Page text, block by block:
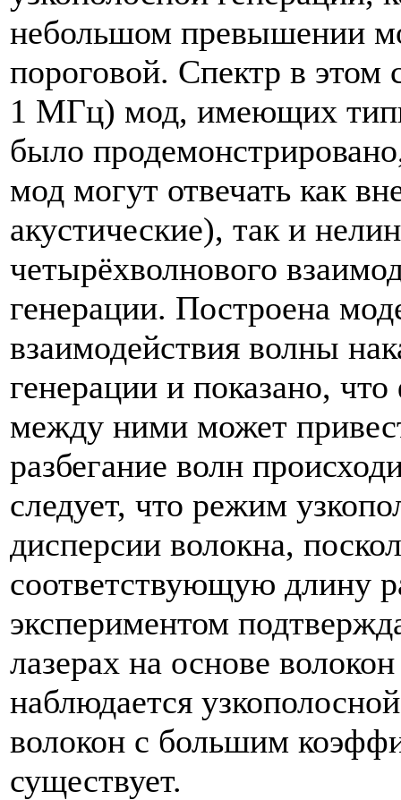
небольшом превышении
пороговой. Спектр в этом
1 МГц) мод, имеющих
было
мод могут отвечать как
акустические), так и
четырёхволнового
генерации. Построена
взаимодействия волны
генерации и показано,
между ними может
разбегание волн
следует, что режим
дисперсии волокна,
соответствующую длину
экспериментом
лазерах на основе
наблюдается
волокон с большим
существует.